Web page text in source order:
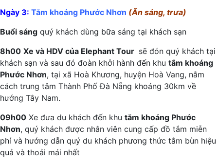
Ngày 3: Tắm khoáng Phước Nhơn (Ăn sáng, trưa)
Buổi sáng quý khách dùng bữa sáng tại khách sạn
8h00 Xe và HDV của Elephant Tour sẽ đón quý khách tại
khách sạn và sau đó đoàn khởi hành đến khu tắm khoáng
Phước Nhơn, tại xã Hoà Khương, huyện Hoà Vang, nằm
cách trung tâm Thành Phố Đà Nẵng khoảng 30km về
hướng Tây Nam.
09h00 Xe đưa du khách đến khu tắm khoáng Phước
Nhơn, quý khách được nhân viên cung cấp đồ tắm miễn
phí và hướng dẫn quý du khách phương thức tắm bùn hiệu
quả và thoải mái nhất